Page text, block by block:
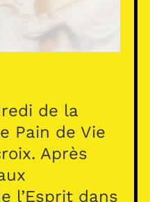
de la
Pain de Vie
Après
l’Esprit dans